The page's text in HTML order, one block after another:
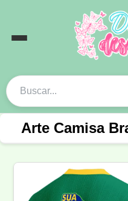
Arte Camisa